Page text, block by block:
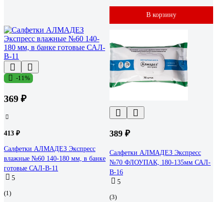
В корзину
-11%
369 ₽
413 ₽
Салфетки АЛМАДЕЗ Экспресс
влажные №60 140-180 мм, в банке
готовые САЛ-В-11
5
(1)
389 ₽
Салфетки АЛМАДЕЗ Экспресс
№70 ФЛОУПАК, 180-135мм САЛ-
В-16
5
(3)